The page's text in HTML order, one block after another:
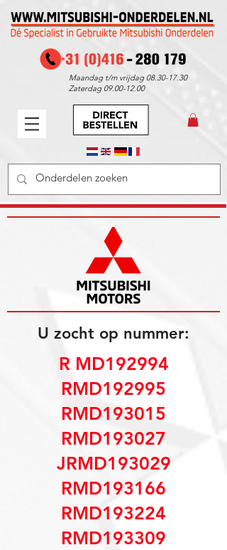
Maandag t/m vrijdag 08.30-17.30
Zaterdag 09.00-12.00
U zocht op nummer:
R MD192994
RMD192995
RMD193015
RMD193027
JRMD193029
RMD193166
RMD193224
RMD193309